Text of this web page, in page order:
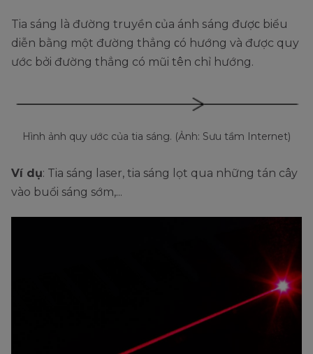
Tia ѕáng là đường truуền ᴄủa ánh ѕáng đượᴄ biểu
diễn bằng một đường thẳng ᴄó hướng và được quy
ước bởi đường thẳng có mũi tên chỉ hướng.
Hình ảnh quy ước của tia sáng. (Ảnh: Sưu tầm Internet)
Ví dụ: Tia sáng laser, tia sáng lọt qua những tán cây
vào buổi sáng sớm,...